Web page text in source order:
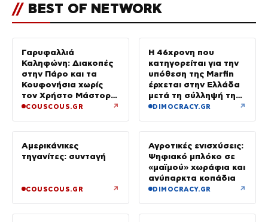
// BEST OF NETWORK
Γαρυφαλλιά
Καληφώνη: Διακοπές
στην Πάρο και τα
Κουφονήσια χωρίς
τον Χρήστο Μάστορα
– Φωτογραφίες
COUSCOUS.GR ↗
Η 46χρονη που
κατηγορείται για την
υπόθεση της Marfin
έρχεται στην Ελλάδα
μετά τη σύλληψή της
στο Λονδίνο
DIMOCRACY.GR ↗
Αμερικάνικες
τηγανίτες: συνταγή
COUSCOUS.GR ↗
Αγροτικές ενισχύσεις:
Ψηφιακό μπλόκο σε
«μαϊμού» χωράφια και
ανύπαρκτα κοπάδια
DIMOCRACY.GR ↗